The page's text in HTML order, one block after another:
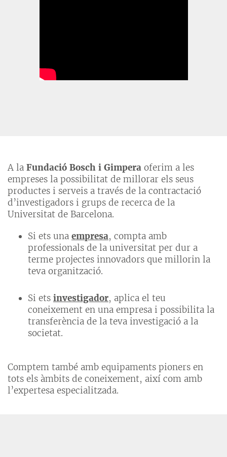
A la Fundació Bosch i Gimpera oferim a les
empreses la possibilitat de millorar els seus
productes i serveis a través de la contractació
d’investigadors i grups de recerca de la
Universitat de Barcelona.
Si ets una empresa, compta amb
professionals de la universitat per dur a
terme projectes innovadors que millorin la
teva organització.
Si ets investigador, aplica el teu
coneixement en una empresa i possibilita la
transferència de la teva investigació a la
societat.
Comptem també amb equipaments pioners en
tots els àmbits de coneixement, així com amb
l’expertesa especialitzada.